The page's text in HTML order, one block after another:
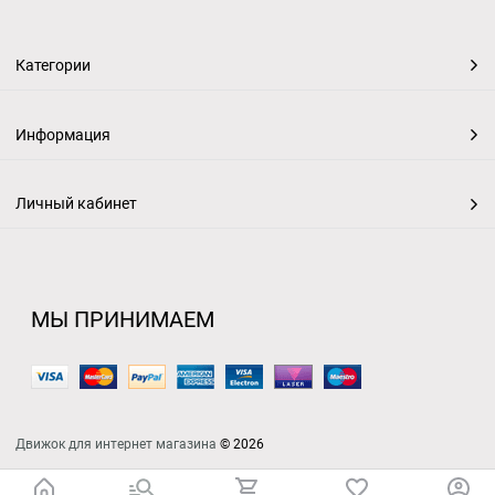
Категории
Информация
Личный кабинет
МЫ ПРИНИМАЕМ
Движок для интернет магазина © 2026